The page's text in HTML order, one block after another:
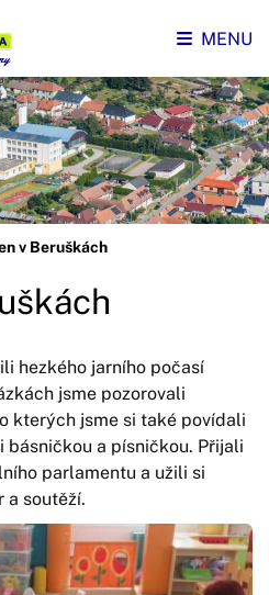
MENU
v Beruškách
hezkého jarního počasí
jsme pozorovali
kterých jsme si také povídali
a písničkou. Přijali
parlamentu a užili si
a soutěží.